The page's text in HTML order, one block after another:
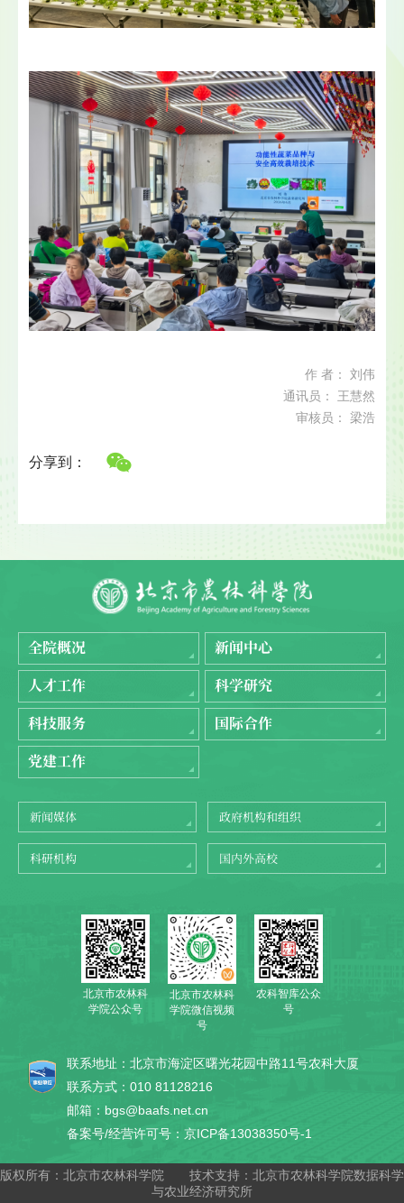
作 者： 刘伟
通讯员： 王慧然
审核员： 梁浩
分享到：
全院概况
新闻中心
人才工作
科学研究
科技服务
国际合作
党建工作
新闻媒体 政府机构和组织
科研机构 国内外高校
北京市农林科
学院公众号
北京市农林科
学院微信视频
号
农科智库公众
号
联系地址：北京市海淀区曙光花园中路11号农科大厦
联系方式：010 81128216
邮箱：bgs@baafs.net.cn
备案号/经营许可号：京ICP备13038350号-1
版权所有：北京市农林科学院
技术支持：北京市农林科学院数据科学
与农业经济研究所